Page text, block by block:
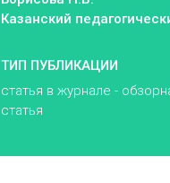
Казанский
ТИП ПУБЛИКАЦИИ
статья в журнале -
статья